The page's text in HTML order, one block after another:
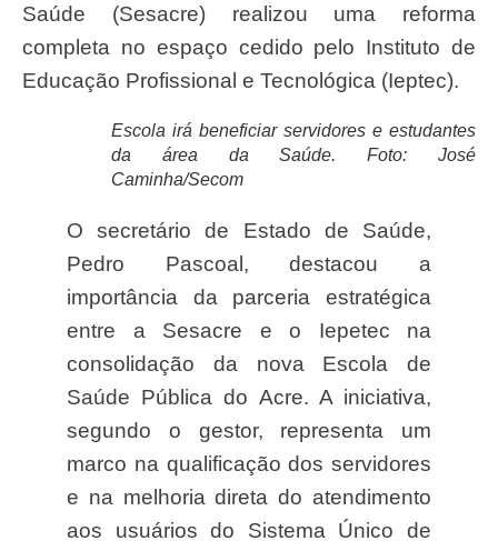
Saúde (Sesacre) realizou uma reforma
completa no espaço cedido pelo Instituto de
Educação Profissional e Tecnológica (Ieptec).
Escola irá beneficiar servidores e estudantes
da área da Saúde. Foto: José
Caminha/Secom
O secretário de Estado de Saúde,
Pedro Pascoal, destacou a
importância da parceria estratégica
entre a Sesacre e o Iepetec na
consolidação da nova Escola de
Saúde Pública do Acre. A iniciativa,
segundo o gestor, representa um
marco na qualificação dos servidores
e na melhoria direta do atendimento
aos usuários do Sistema Único de